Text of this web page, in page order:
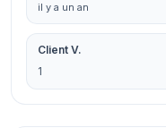
il y a un an
Client V.
1